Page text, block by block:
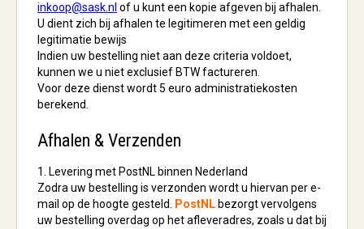
inkoop@sask.nl of u kunt een kopie afgeven bij afhalen.
U dient zich bij afhalen te legitimeren met een geldig
legitimatie bewijs
Indien uw bestelling niet aan deze criteria voldoet,
kunnen we u niet exclusief BTW factureren.
Voor deze dienst wordt 5 euro administratiekosten
berekend.
Afhalen & Verzenden
1. Levering met PostNL binnen Nederland
Zodra uw bestelling is verzonden wordt u hiervan per e-
mail op de hoogte gesteld.
PostNL bezorgt vervolgens
uw bestelling overdag op het afleveradres, zoals u dat bij